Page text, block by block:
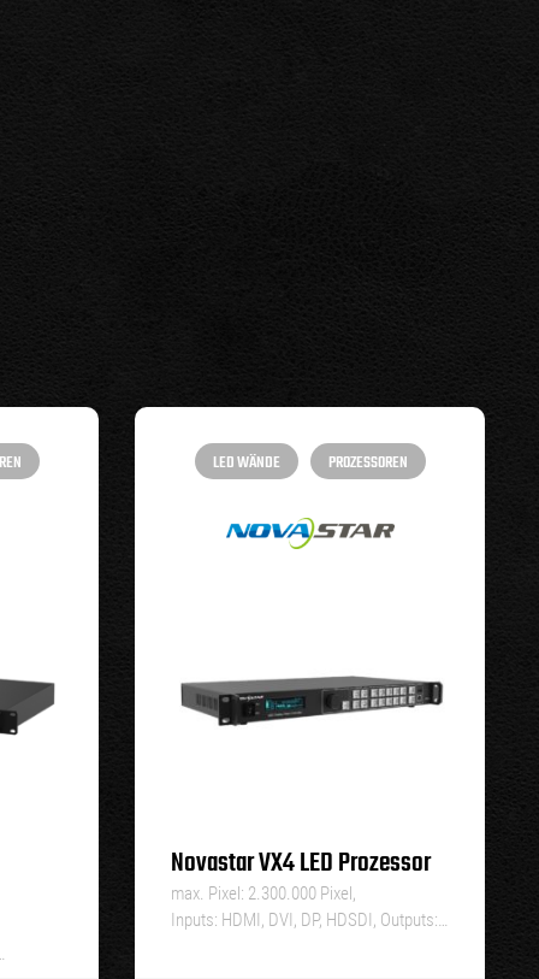
LED WÄNDE PROZESSOREN
Novastar VX4 LED Prozessor
max. Pixel: 2.300.000 Pixel,
Inputs: HDMI, DVI, DP, HDSDI, Outputs:…